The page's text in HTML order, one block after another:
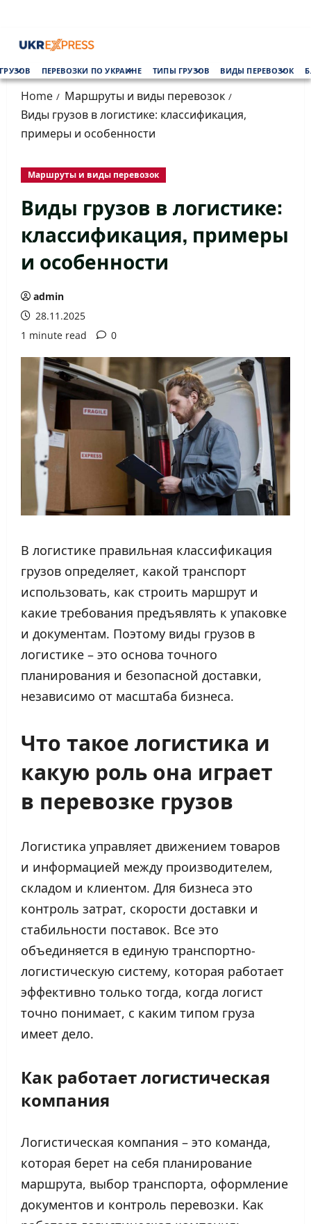
content
Menu
ПЕРЕВОЗКИ ПО УКРАИНЕ ТИПЫ ГРУЗОВ ВИДЫ ПЕРЕВОЗОК
Home
Маршруты и виды перевозок
Виды грузов в логистике: классификация,
примеры и особенности
Маршруты и виды перевозок
Виды грузов в логистике:
классификация, примеры
и особенности
admin
28.11.2025
1 minute read
0
В логистике правильная классификация
грузов определяет, какой транспорт
использовать, как строить маршрут и
какие требования предъявлять к упаковке
и документам. Поэтому виды грузов в
логистике – это основа точного
планирования и безопасной доставки,
независимо от масштаба бизнеса.
Что такое логистика и
какую роль она играет
в перевозке грузов
Логистика управляет движением товаров
и информацией между производителем,
складом и клиентом. Для бизнеса это
контроль затрат, скорости доставки и
стабильности поставок. Все это
объединяется в единую транспортно-
логистическую систему, которая работает
эффективно только тогда, когда логист
точно понимает, с каким типом груза
имеет дело.
Как работает логистическая
компания
Логистическая компания – это команда,
которая берет на себя планирование
маршрута, выбор транспорта, оформление
документов и контроль перевозки. Как